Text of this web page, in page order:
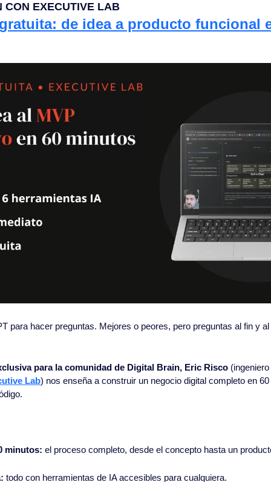
CON EXECUTIVE LAB
de idea a producto funcional
para hacer preguntas. Mejores o peores, pero preguntas al fin y
para la comunidad de Digital Brain, Eric Risco
Lab) nos enseña a construir un negocio digital completo en
minutos: el proceso completo, desde el concepto hasta un
todo con herramientas de IA accesibles para cualquiera.